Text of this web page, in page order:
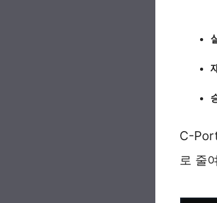
C-
로 줄